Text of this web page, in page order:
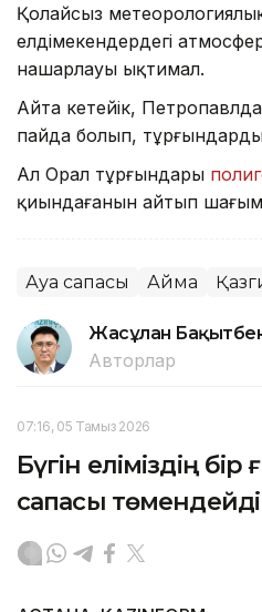
Қолайсыз
елдімекендердегі
нашарлауы ықтимал.
Айта кетейік, Петропавлда
пайда болып,
Ал Орал тұрғындары
қиындағанын айтып
Ауа сапасы Аймақ
Жасұлан
Авторлар
07:16, 05 Тамыз 2026
Бүгін еліміздің бір
сапасы